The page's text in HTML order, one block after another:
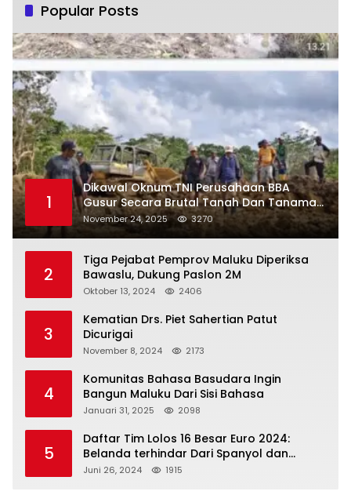
Popular Posts
1
Dikawal Oknum TNI Perusahaan BBA
Gusur Secara Brutal Tanah Dan Tanaman
Warga, Akademisi Unpatti Minta Pangdam
Tertibkan Anggotanya
November 24, 2025 3270
2
Tiga Pejabat Pemprov Maluku Diperiksa
Bawaslu, Dukung Paslon 2M
Oktober 13, 2024 2406
3
Kematian Drs. Piet Sahertian Patut
Dicurigai
November 8, 2024 2173
4
Komunitas Bahasa Basudara Ingin
Bangun Maluku Dari Sisi Bahasa
Januari 31, 2025 2098
5
Daftar Tim Lolos 16 Besar Euro 2024:
Belanda terhindar Dari Spanyol dan
Ingriss, Prancis Bertemu Belgia
Juni 26, 2024 1915